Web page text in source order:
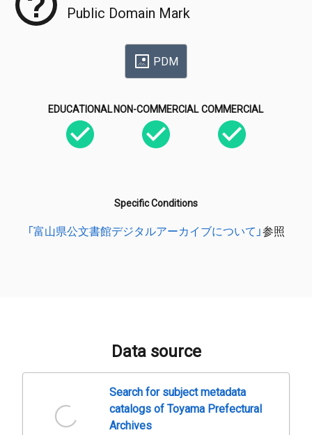
Public Domain Mark
PDM
EDUCATIONAL NON-COMMERCIAL COMMERCIAL
Specific Conditions
「富山県公文書館デジタルアーカイブについて」参照
Data source
Search for subject metadata
catalogs of Toyama Prefectural
Archives